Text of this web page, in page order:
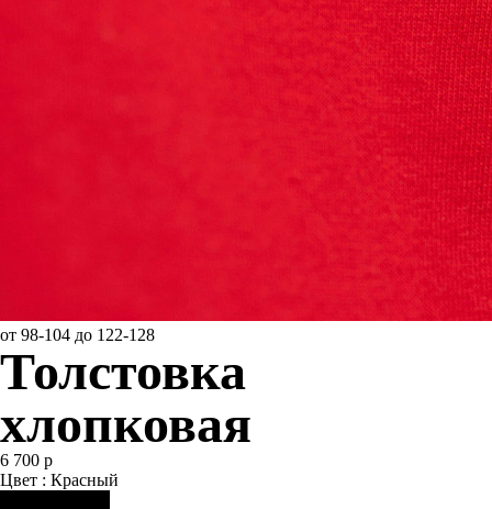
от 98-104 до 122-128
Толстовка
хлопковая
6 700 р
Цвет : Красный